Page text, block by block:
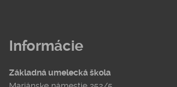
Informácie
Základná umelecká škola